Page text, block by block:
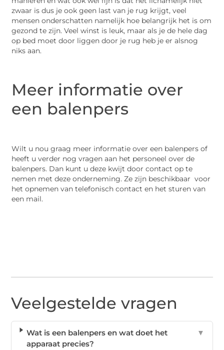
zwaar is dus je ook geen last van je rug krijgt, veel
mensen onderschatten namelijk hoe belangrijk het is om
gezond te zijn. Veel winst is leuk, maar als je de hele dag
op bed moet door liggen door je rug heb je er alsnog
niks aan.
Meer informatie over
een balenpers
Wilt u nou graag meer informatie over een balenpers of
heeft u verder nog vragen aan het personeel over de
balenpers. Dan kunt u deze kwijt door contact op te
nemen met deze onderneming. Ze zijn beschikbaar voor
het opnemen van telefonisch contact en het sturen van
een mail.
Veelgestelde vragen
Wat is een balenpers en wat doet het
apparaat precies?
▼